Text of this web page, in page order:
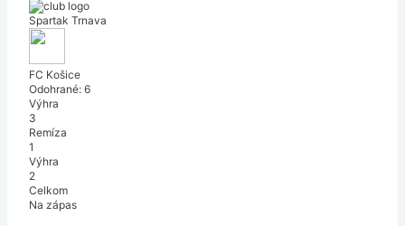
Spartak Trnava
FC Košice
Odohrané: 6
Výhra
3
Remíza
1
Výhra
2
Celkom
Na zápas